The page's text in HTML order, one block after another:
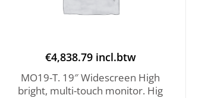
€4,838.79 incl.btw
MO19-T. 19″ Widescreen High
bright, multi-touch monitor. Hig